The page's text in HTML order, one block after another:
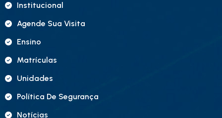
Institucional
Agende Sua Visita
Ensino
Matrículas
Unidades
Política De Segurança
Notícias